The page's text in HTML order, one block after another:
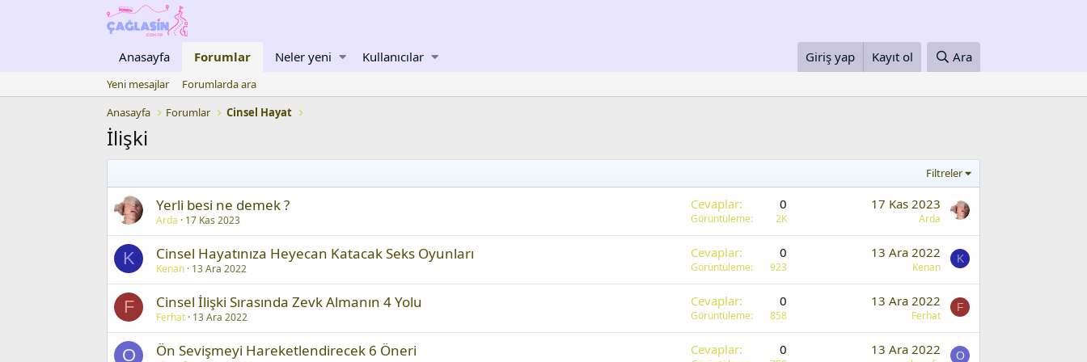
Anasayfa Forumlar Neler yeni Kullanıcılar Giriş yap Kayıt ol Ara
Yeni mesajlar
Forumlarda ara
Anasayfa
Forumlar Cinsel Hayat
İlişki
Filtreler
Yerli besi ne demek ?
Arda 17 Kas 2023
Cevaplar 0
Görüntüleme 2K
17 Kas 2023
Arda
K Cinsel Hayatınıza Heyecan Katacak Seks Oyunları
Kenan 13 Ara 2022
Cevaplar 0
Görüntüleme 923
13 Ara 2022
Kenan
K
F Cinsel İlişki Sırasında Zevk Almanın 4 Yolu
Ferhat 13 Ara 2022
Cevaplar 0
Görüntüleme 858
13 Ara 2022
Ferhat
F
O Ön Sevişmeyi Hareketlendirecek 6 Öneri Cevaplar 0 13 Ara 2022 O